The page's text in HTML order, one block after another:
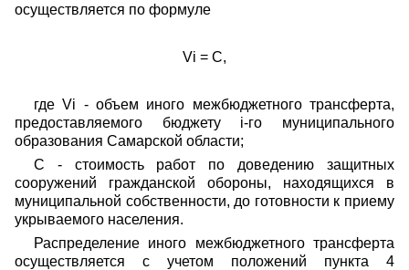
осуществляется по формуле
Vi = С,
где Vi - объем иного межбюджетного трансферта,
предоставляемого бюджету i-го муниципального
образования Самарской области;
С - стоимость работ по доведению защитных
сооружений гражданской обороны, находящихся в
муниципальной собственности, до готовности к приему
укрываемого населения.
Распределение иного межбюджетного трансферта
осуществляется с учетом положений пункта 4